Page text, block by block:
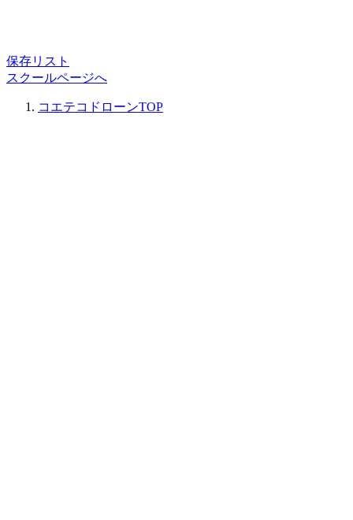
保存リスト
スクールページへ
コエテコドローンTOP